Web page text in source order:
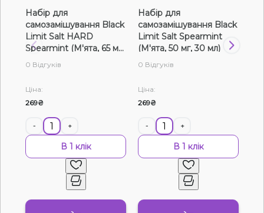
Рідини для електронних сигарет
Подарункові набори
Набір для
самозамішування Black
Limit Salt HARD
Spearmint (М'ята, 65 мг,
30 мл)
0 Відгуків
Ціна:
269₴
- +
В 1 клік
Набір для
самозамішування Black
Limit Salt Spearmint
(М'ята, 50 мг, 30 мл)
0 Відгуків
Ціна:
269₴
- +
В 1 клік